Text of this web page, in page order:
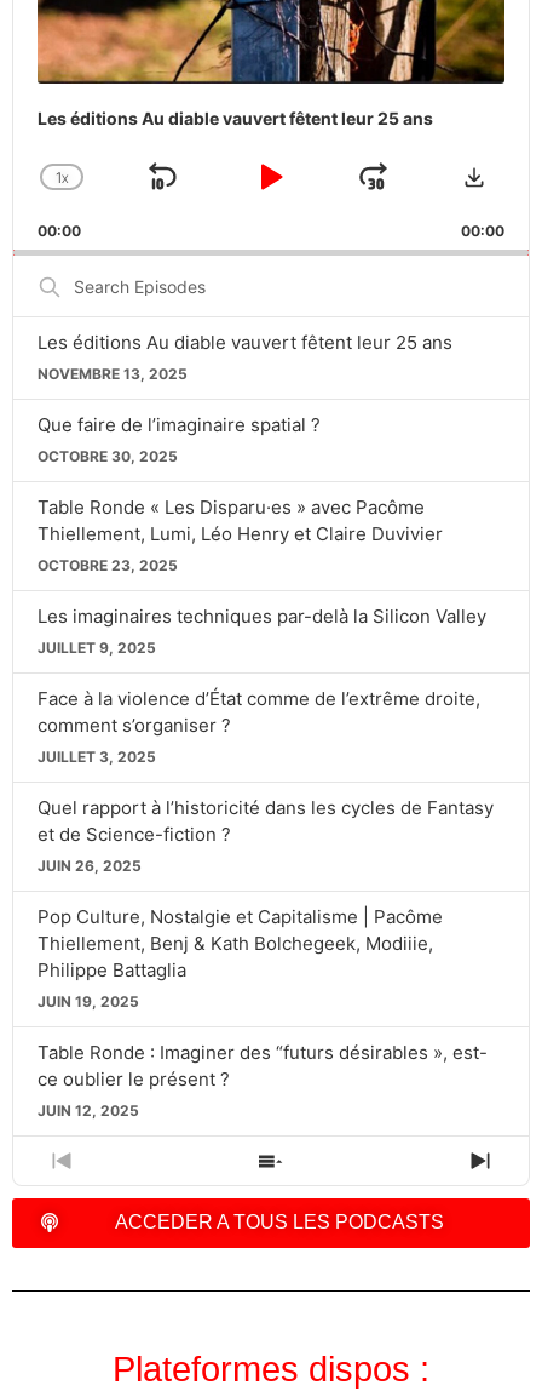
Les éditions Au diable vauvert fêtent leur 25 ans
CHANGE
RATE
1X
SKIP
PLAY
JUMP
FORWARD
00:00 00:00
Search
Episodes
Les éditions Au diable vauvert fêtent leur 25 ans
NOVEMBRE 13, 2025
Que faire de l’imaginaire spatial ?
OCTOBRE 30, 2025
Table Ronde « Les Disparu·es » avec Pacôme
Thiellement, Lumi, Léo Henry et Claire Duvivier
OCTOBRE 23, 2025
Les imaginaires techniques par-delà la Silicon Valley
JUILLET 9, 2025
Face à la violence d’État comme de l’extrême droite,
comment s’organiser ?
JUILLET 3, 2025
Quel rapport à l’historicité dans les cycles de Fantasy
et de Science-fiction ?
JUIN 26, 2025
Pop Culture, Nostalgie et Capitalisme | Pacôme
Thiellement, Benj & Kath Bolchegeek, Modiiie,
Philippe Battaglia
JUIN 19, 2025
Table Ronde : Imaginer des “futurs désirables », est-
ce oublier le présent ?
JUIN 12, 2025
PREVIOUS
EPISODE
SHOW
EPISODES
LIST
NEXT
ACCEDER A TOUS LES PODCASTS
Plateformes dispos :